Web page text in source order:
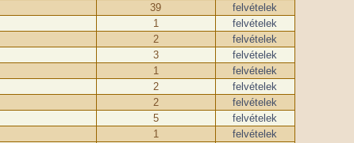
39
felvételek
1
felvételek
2
felvételek
3
felvételek
1
felvételek
2
felvételek
2
felvételek
5
felvételek
1
felvételek